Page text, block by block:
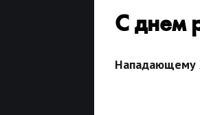
С днем
Нападающему